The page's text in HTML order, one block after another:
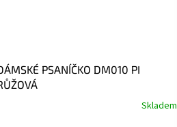
PSANÍČKO DM010 PI
Skladem